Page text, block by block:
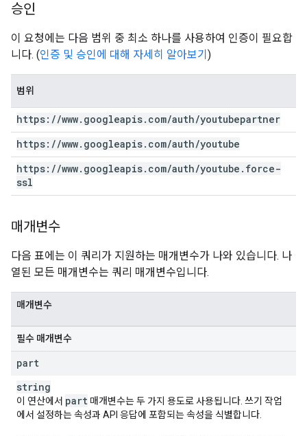
승인
이 요청에는 다음 범위 중 최소 하나를 사용하여 인증이 필요합
니다. (인증 및 승인에 대해 자세히 알아보기 )
범위
https: //www. googleapis. com/auth/youtubepartner
https: //www. googleapis. com/auth/youtube
https: //www. googleapis. com/auth/youtube . force-
ssl
매개변수
다음 표에는 이 쿼리가 지원하는 매개변수가 나와 있습니다. 나
열된 모든 매개변수는 쿼리 매개변수입니다.
매개변수
필수 매개변수
part
string
이 연산에서 part 매개변수는 두 가지 용도로 사용됩니다. 쓰기 작업
에서 설정하는 속성과 API 응답에 포함되는 속성을 식별합니다.